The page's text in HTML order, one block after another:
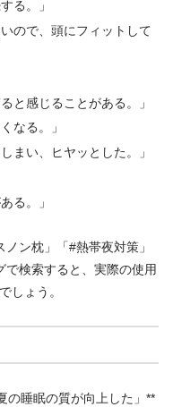
る。」
ので、頭にフィットして
と感じることがある。」
なる。」
まい、ヒヤッとした。」
る。」
ン枕」「#熱帯夜対策」
で検索すると、実際の使用
しょう。
の睡眠の質が向上した」**